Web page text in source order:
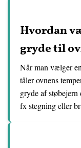
Hvordan
gryde til
Når man vælger
tåler ovnens
gryde af
fx stegning eller